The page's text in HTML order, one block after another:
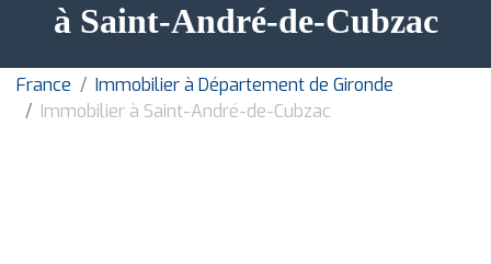
à Saint-André-de-Cubzac
France
Immobilier à Département de Gironde
Immobilier à Saint-André-de-Cubzac